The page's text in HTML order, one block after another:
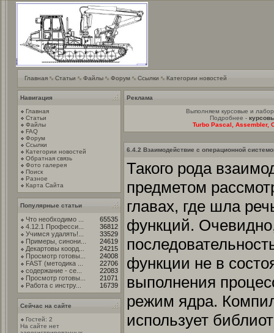
Главная Статьи Файлы Форум Ссылки Категории новостей
Навигация
Главная
Статьи
Файлы
FAQ
Форум
Ссылки
Категории новостей
Обратная связь
Фото галерея
Поиск
Разное
Карта Сайта
Популярные статьи
Что необходимо ...
65535
4.12.1 Професси...
36812
Учимся удалять!...
33529
Примеры, синони...
24619
Декартовы коорд...
24215
Просмотр готовы...
24008
FAST (методика ...
22706
содержание - се...
22083
Просмотр готовы...
21071
Работа с инстру...
16739
Сейчас на сайте
Гостей: 2
На сайте нет
Реклама
Выполняем курсовые и
Подробнее -
Turbo Pascal, Assembler,
6.4.2 Взаимодействие с операционной
Такого рода
предметом
главах, где шла
функций.
функции не в
выполнения
режим ядра.
использует